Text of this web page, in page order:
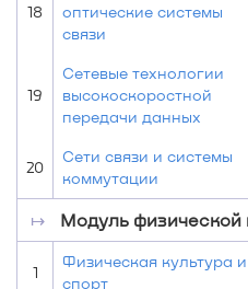
18
оптические системы
связи
19
Сетевые технологии
высокоскоростной
передачи данных
20
Сети связи и системы
коммутации
↦ Модуль физической
1
Физическая культура и
спорт